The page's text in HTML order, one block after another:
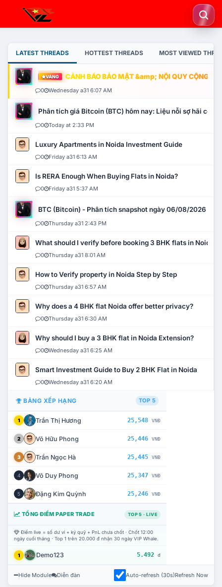
LATEST THREADS HOTTEST THREADS MOST VIEWED
VÀNG CẢNH BÁO BẢO MẬT &amp; NỘI QUY CỘNG
0 Wednesday a31 6:07 AM
Phân tích giá Bitcoin (BTC) hôm nay: Liệu nỗi sợ hãi có
0 Today at 2:33 PM
Luxury Apartments in Noida Investment Guide
0 Friday a31 6:13 AM
Is RERA Enough When Buying Flats in Noida?
0 Friday a31 5:37 AM
BTC (Bitcoin) - Phân tích snapshot ngày 06/08/2026
0 Thursday a31 2:43 PM
What should I verify before booking 3 BHK flats in Noida?
0 Thursday a31 8:01 AM
How to Verify property in Noida Step by Step
0 Thursday a31 6:57 AM
Why does a 4 BHK flat Noida offer better privacy?
0 Thursday a31 6:30 AM
Why should I buy a 3 BHK flat in Noida Extension?
0 Wednesday a31 6:25 AM
Smart Investment Guide to Buy 2 BHK Flat in Noida
0 Wednesday a31 6:20 AM
BẢNG XẾP HẠNG TOP 5
1 Trần Thị Hương 25,548 VNĐ
2 Võ Hữu Phong 25,446 VNĐ
3 Trần Ngọc Hà 25,445 VNĐ
4 Võ Duy Phong 25,347 VNĐ
5 Đặng Kim Quỳnh 25,246 VNĐ
TỔNG ĐIỂM PAPER TRADE TOP 5 · LIVE
Điểm live = số dư ví + ký quỹ + PnL chưa chốt · Chốt 12:00
ngày cuối tháng · Top 1 trên 20.000 đ nhận 30 ngày VIP Whale.
1 Demo123 5.492 đ
Hide Module Diễn đàn Auto-refresh (30s)Refresh Now